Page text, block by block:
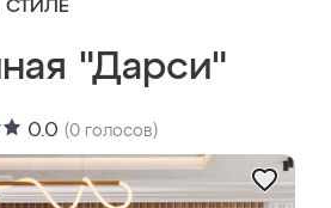
"Дарси"
0.0 (0 голосов)